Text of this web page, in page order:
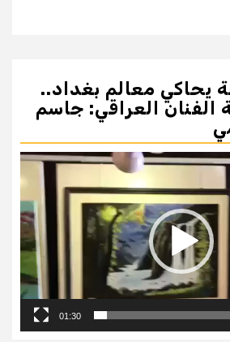
يحاكي معالم بغداد..
الفنان العراقي: جاسم
01:30